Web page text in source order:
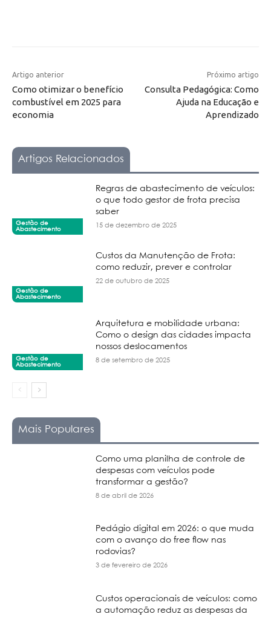
Artigo anterior
Como otimizar o benefício
combustível em 2025 para
economia
Próximo artigo
Consulta Pedagógica: Como
Ajuda na Educação e
Aprendizado
Artigos Relacionados
Gestão de
Abastecimento
Regras de abastecimento de veículos:
o que todo gestor de frota precisa
saber
15 de dezembro de 2025
Gestão de
Abastecimento
Custos da Manutenção de Frota:
como reduzir, prever e controlar
22 de outubro de 2025
Gestão de
Abastecimento
Arquitetura e mobilidade urbana:
Como o design das cidades impacta
nossos deslocamentos
8 de setembro de 2025
Mais Populares
Como uma planilha de controle de
despesas com veículos pode
transformar a gestão?
8 de abril de 2026
Pedágio digital em 2026: o que muda
com o avanço do free flow nas
rodovias?
3 de fevereiro de 2026
Custos operacionais de veículos: como
a automação reduz as despesas da